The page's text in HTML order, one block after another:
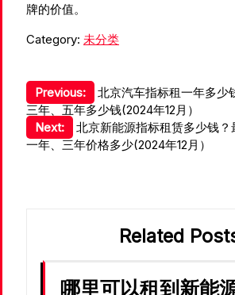
牌的价值。
Category: 未分类
文
章
导
Previous:
北京汽车指标租一年多少
三年、五年多少钱(2024年12月）
Next:
北京新能源指标租赁多少钱
一年、三年价格多少(2024年12月）
Related
哪里可以租到新能